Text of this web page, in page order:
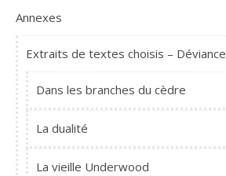
Annexes
Extraits de textes choisis – Déviance
Dans les branches du cèdre
La dualité
La vieille Underwood